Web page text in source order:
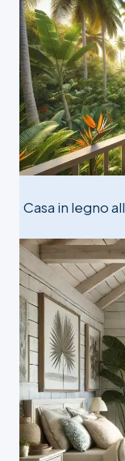
Casa in legno